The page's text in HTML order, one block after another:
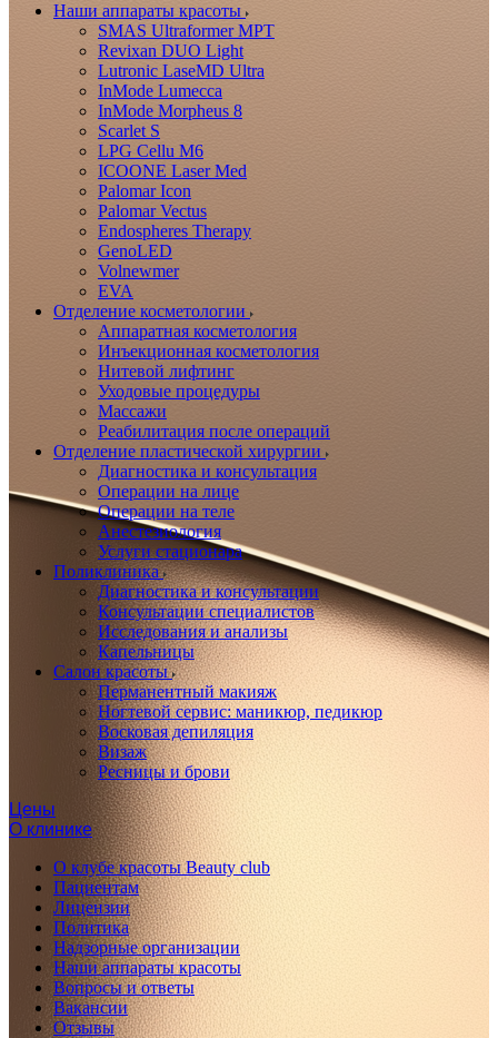
Наши аппараты красоты
SMAS Ultraformer MPT
Revixan DUO Light
Lutronic LaseMD Ultra
InMode Lumecca
InMode Morpheus 8
Scarlet S
LPG Cellu M6
ICOONE Laser Med
Palomar Icon
Palomar Vectus
Endospheres Therapy
GenoLED
Volnewmer
EVA
Отделение косметологии
Аппаратная косметология
Инъекционная косметология
Нитевой лифтинг
Уходовые процедуры
Массажи
Реабилитация после операций
Отделение пластической хирургии
Диагностика и консультация
Операции на лице
Операции на теле
Анестезиология
Услуги стационара
Поликлиника
Диагностика и консультации
Консультации специалистов
Исследования и анализы
Капельницы
Салон красоты
Перманентный макияж
Ногтевой сервис: маникюр, педикюр
Восковая депиляция
Визаж
Ресницы и брови
Цены
О клинике
О клубе красоты Beauty club
Пациентам
Лицензии
Политика
Надзорные организации
Наши аппараты красоты
Вопросы и ответы
Вакансии
Отзывы